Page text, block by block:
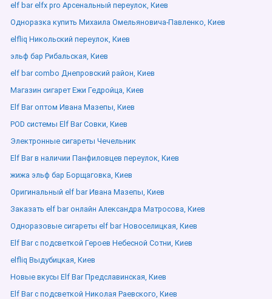
elf bar elfx pro Арсенальный переулок, Киев
Одноразка купить Михаила Омельяновича-Павленко, Киев
elfliq Никольский переулок, Киев
эльф бар Рибальская, Киев
elf bar combo Днепровский район, Киев
Магазин сигарет Ежи Гедройца, Киев
Elf Bar оптом Ивана Мазепы, Киев
POD системы Elf Bar Совки, Киев
Электронные сигареты Чечельник
Elf Bar в наличии Панфиловцев переулок, Киев
жижа эльф бар Борщаговка, Киев
Оригинальный elf bar Ивана Мазепы, Киев
Заказать elf bar онлайн Александра Матросова, Киев
Одноразовые сигареты elf bar Новоселицкая, Киев
Elf Bar с подсветкой Героев Небесной Сотни, Киев
elfliq Выдубицкая, Киев
Новые вкусы Elf Bar Предславинская, Киев
Elf Bar с подсветкой Николая Раевского, Киев